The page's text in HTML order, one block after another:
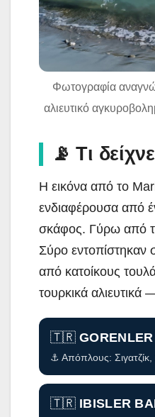
Φωτογραφία
αλιευτικό
📡 Τι
Η εικόνα από το
ενδιαφέρουσα από
σκάφος. Γύρω από
Σύρο εντοπίστηκαν
από κατοίκους
τουρκικά αλιευτικά
🇹🇷
⚓ Απόπλους:
🇹🇷 IBISLER